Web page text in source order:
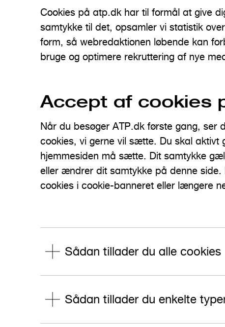
Cookies på atp.dk har til formål at give
samtykke til det, opsamler vi statistik
form, så webredaktionen løbende kan
bruge og optimere rekruttering af nye
Accept af cookies
Når du besøger ATP.dk første gang, ser
cookies, vi gerne vil sætte. Du skal aktivt
hjemmesiden må sætte. Dit samtykke
eller ændrer dit samtykke på denne
cookies i cookie-banneret eller længere
Sådan tillader du alle cookies
Sådan tillader du enkelte